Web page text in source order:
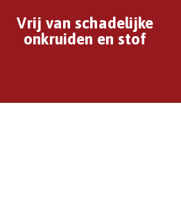
Vrij van schadelijke
onkruiden en stof